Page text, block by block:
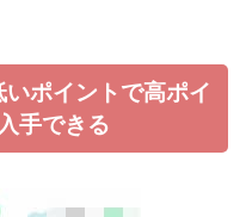
ポイントで高ポイ
手できる